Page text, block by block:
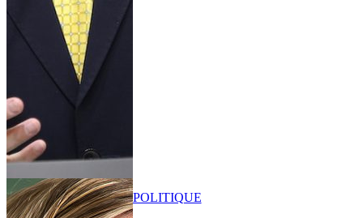
POLITIQUE